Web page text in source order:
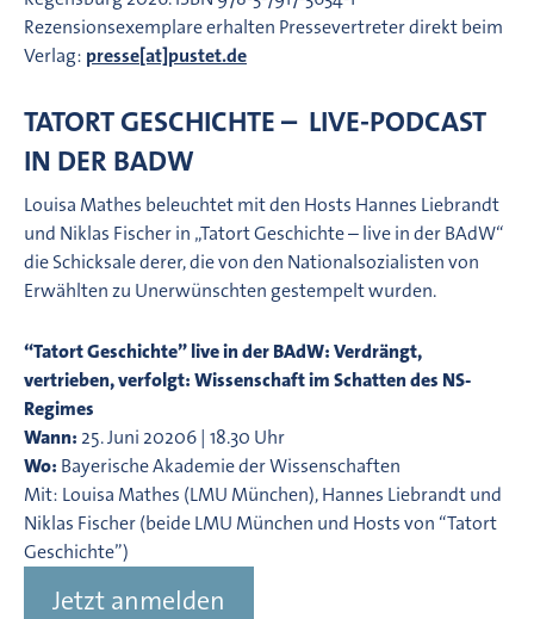
Rezensionsexemplare erhalten Pressevertreter direkt beim
Verlag: presse[at]pustet.de
TATORT GESCHICHTE – LIVE-PODCAST
IN DER BADW
Louisa Mathes beleuchtet mit den Hosts Hannes Liebrandt
und Niklas Fischer in „Tatort Geschichte – live in der BAdW“
die Schicksale derer, die von den Nationalsozialisten von
Erwählten zu Unerwünschten gestempelt wurden.
“Tatort Geschichte” live in der BAdW: Verdrängt,
vertrieben, verfolgt: Wissenschaft im Schatten des NS-
Regimes
Wann: 25. Juni 20206 | 18.30 Uhr
Wo: Bayerische Akademie der Wissenschaften
Mit: Louisa Mathes (LMU München), Hannes Liebrandt und
Niklas Fischer (beide LMU München und Hosts von “Tatort
Geschichte”)
Jetzt anmelden